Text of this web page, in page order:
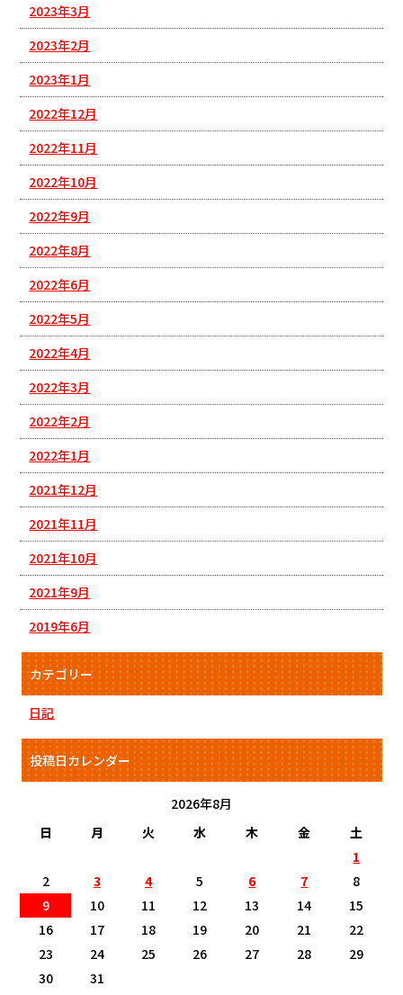
2023年3月
2023年2月
2023年1月
2022年12月
2022年11月
2022年10月
2022年9月
2022年8月
2022年6月
2022年5月
2022年4月
2022年3月
2022年2月
2022年1月
2021年12月
2021年11月
2021年10月
2021年9月
2019年6月
カテゴリー
日記
投稿日カレンダー
2026年8月
日
月 火 水 木 金 土
1
2
3 4 5 6 7
8
9
10 11 12 13 14
15
16
17 18 19 20 21
22
23
24 25 26 27 28
29
30
31